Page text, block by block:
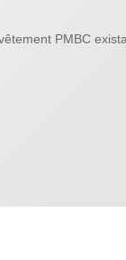
PMBC